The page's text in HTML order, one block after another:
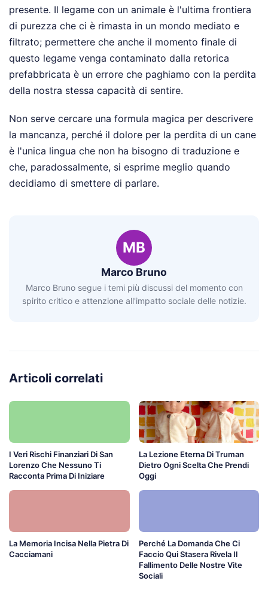
presente. Il legame con un animale è l'ultima frontiera
di purezza che ci è rimasta in un mondo mediato e
filtrato; permettere che anche il momento finale di
questo legame venga contaminato dalla retorica
prefabbricata è un errore che paghiamo con la perdita
della nostra stessa capacità di sentire.
Non serve cercare una formula magica per descrivere
la mancanza, perché il dolore per la perdita di un cane
è l'unica lingua che non ha bisogno di traduzione e
che, paradossalmente, si esprime meglio quando
decidiamo di smettere di parlare.
MB
Marco Bruno
Marco Bruno segue i temi più discussi del momento con
spirito critico e attenzione all'impatto sociale delle notizie.
Articoli correlati
I Veri Rischi Finanziari Di San
Lorenzo Che Nessuno Ti
Racconta Prima Di Iniziare
La Lezione Eterna Di Truman
Dietro Ogni Scelta Che Prendi
Oggi
La Memoria Incisa Nella Pietra Di
Cacciamani
Perché La Domanda Che Ci
Faccio Qui Stasera Rivela Il
Fallimento Delle Nostre Vite
Sociali